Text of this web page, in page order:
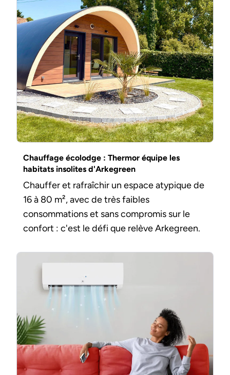
Chauffage écolodge : Thermor équipe les
habitats insolites d'Arkegreen
Chauffer et rafraîchir un espace atypique de
16 à 80 m², avec de très faibles
consommations et sans compromis sur le
confort : c'est le défi que relève Arkegreen.